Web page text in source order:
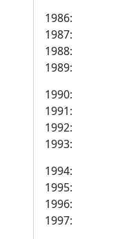
1986:
1987:
1988:
1989:
1990:
1991:
1992:
1993:
1994:
1995:
1996:
1997: